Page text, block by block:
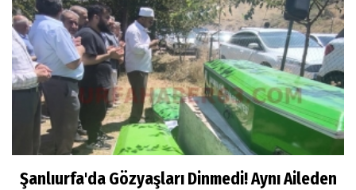
Şanlıurfa'da Gözyaşları Dinmedi! Aynı Aileden